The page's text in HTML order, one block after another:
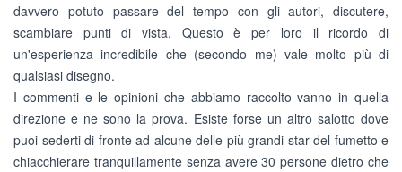
davvero potuto passare del tempo con gli autori, discutere,
scambiare punti di vista. Questo è per loro il ricordo di
un'esperienza incredibile che (secondo me) vale molto più di
qualsiasi disegno.
I commenti e le opinioni che abbiamo raccolto vanno in quella
direzione e ne sono la prova. Esiste forse un altro salotto dove
puoi sederti di fronte ad alcune delle più grandi star del fumetto e
chiacchierare tranquillamente senza avere 30 persone dietro che